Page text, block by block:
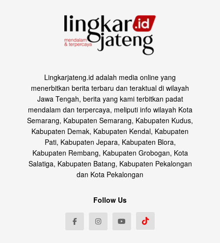
Lingkarjateng.id adalah media online yang
menerbitkan berita terbaru dan teraktual di wilayah
Jawa Tengah, berita yang kami terbitkan padat
mendalam dan terpercaya, meliputi info wilayah Kota
Semarang, Kabupaten Semarang, Kabupaten Kudus,
Kabupaten Demak, Kabupaten Kendal, Kabupaten
Pati, Kabupaten Jepara, Kabupaten Blora,
Kabupaten Rembang, Kabupaten Grobogan, Kota
Salatiga, Kabupaten Batang, Kabupaten Pekalongan
dan Kota Pekalongan
Follow Us